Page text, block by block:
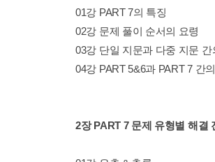
01강 PART 7의 특징
02강 문제 풀이 순서의 요령
03강 단일 지문과 다중 지문 간
04강 PART 5&6과 PART 7 간
2장 PART 7 문제 유형별 해결